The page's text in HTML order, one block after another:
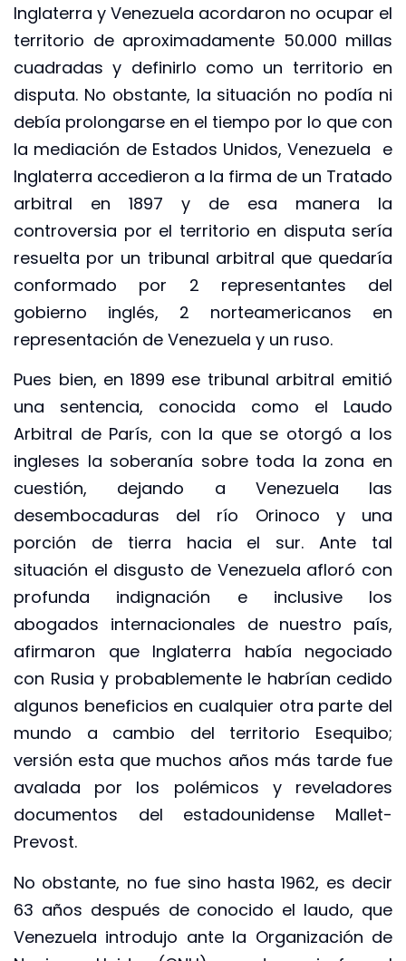
Inglaterra y Venezuela acordaron no ocupar el
territorio de aproximadamente 50.000 millas
cuadradas y definirlo como un territorio en
disputa. No obstante, la situación no podía ni
debía prolongarse en el tiempo por lo que con
la mediación de Estados Unidos, Venezuela e
Inglaterra accedieron a la firma de un Tratado
arbitral en 1897 y de esa manera la
controversia por el territorio en disputa sería
resuelta por un tribunal arbitral que quedaría
conformado por 2 representantes del
gobierno inglés, 2 norteamericanos en
representación de Venezuela y un ruso.
Pues bien, en 1899 ese tribunal arbitral emitió
una sentencia, conocida como el Laudo
Arbitral de París, con la que se otorgó a los
ingleses la soberanía sobre toda la zona en
cuestión, dejando a Venezuela las
desembocaduras del río Orinoco y una
porción de tierra hacia el sur. Ante tal
situación el disgusto de Venezuela afloró con
profunda indignación e inclusive los
abogados internacionales de nuestro país,
afirmaron que Inglaterra había negociado
con Rusia y probablemente le habrían cedido
algunos beneficios en cualquier otra parte del
mundo a cambio del territorio Esequibo;
versión esta que muchos años más tarde fue
avalada por los polémicos y reveladores
documentos del estadounidense Mallet-
Prevost.
No obstante, no fue sino hasta 1962, es decir
63 años después de conocido el laudo, que
Venezuela introdujo ante la Organización de